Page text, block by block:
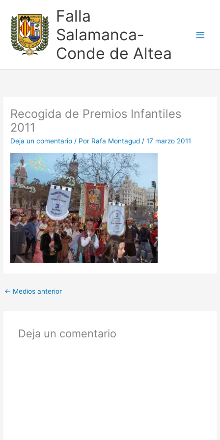
contenido
Falla
Salamanca-
Conde de Altea
Recogida de Premios Infantiles
2011
Deja un comentario / Por Rafa Montagud/17 marzo 2011
← Medios anterior
Deja un comentario